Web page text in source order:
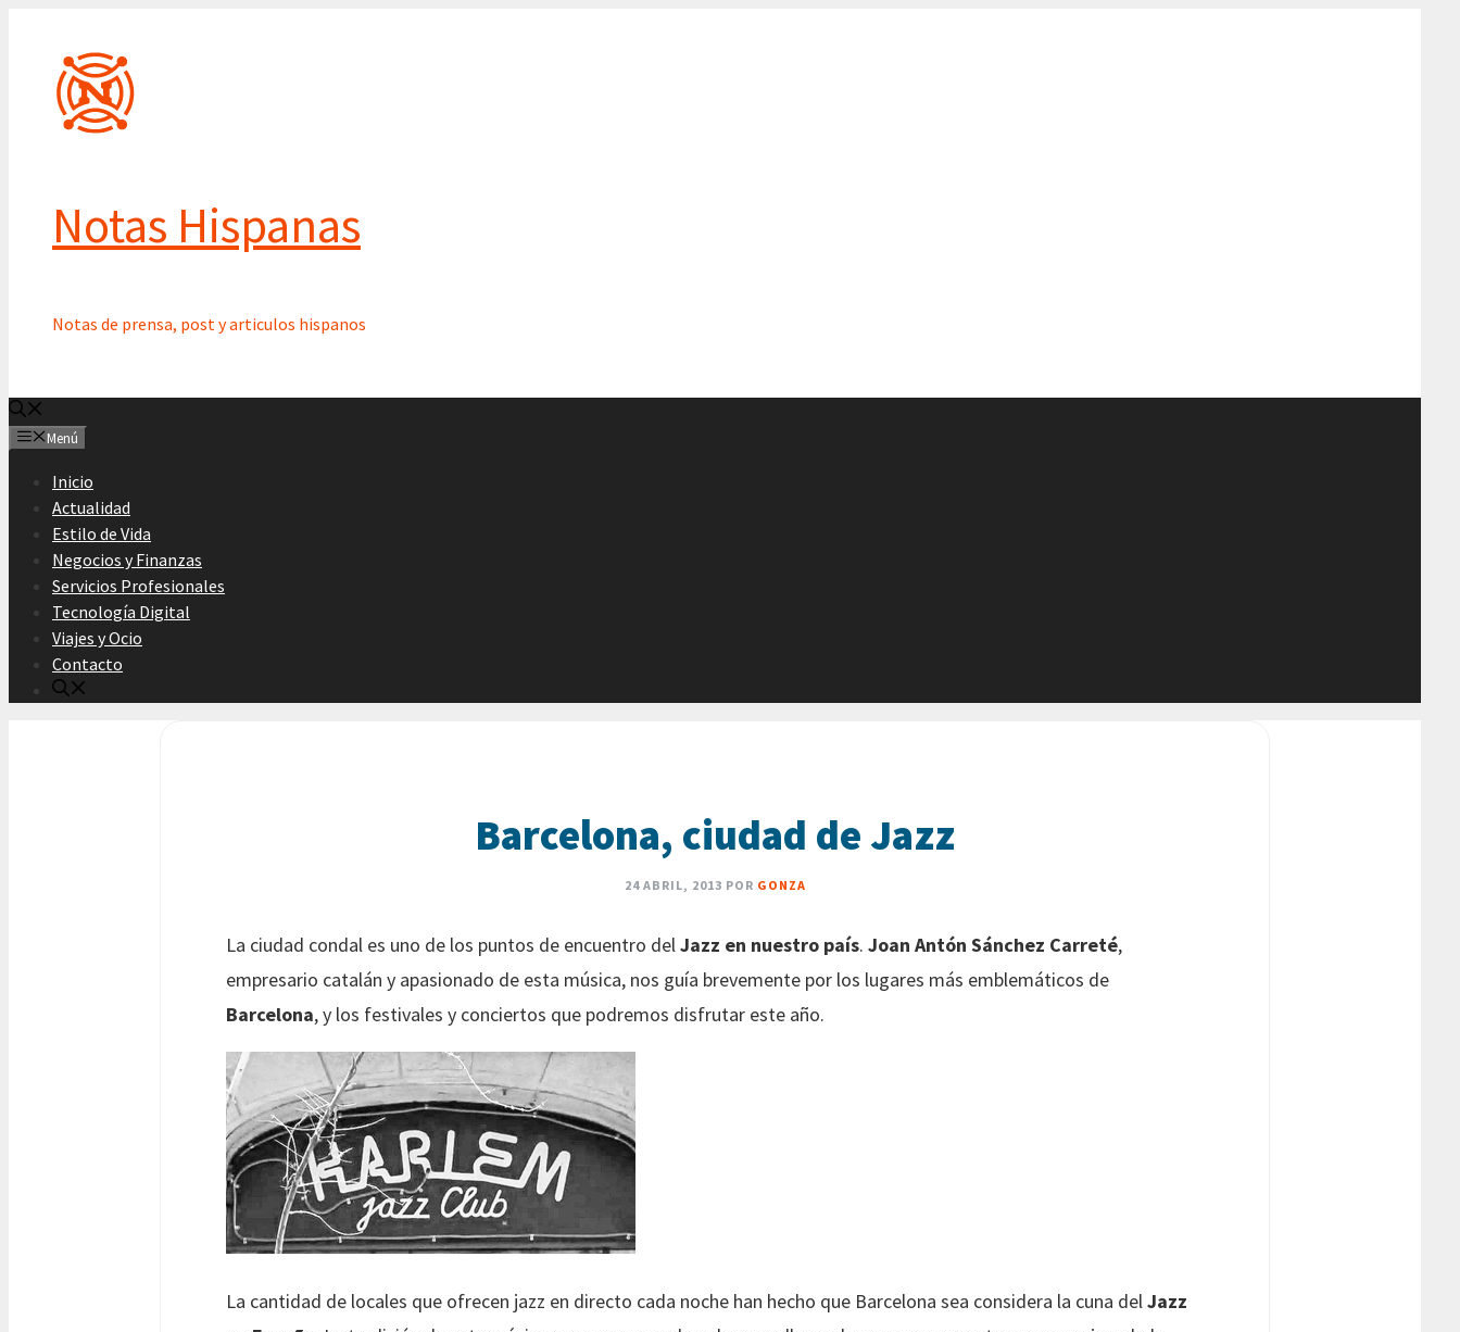
contenido
Notas Hispanas
Notas de prensa, post y articulos hispanos
Menú
Inicio
Actualidad
Estilo de Vida
Negocios y Finanzas
Servicios Profesionales
Tecnología Digital
Viajes y Ocio
Contacto
Barcelona, ciudad de Jazz
24 ABRIL, 2013 POR GONZA
La ciudad condal es uno de los puntos de encuentro delJazz en nuestro país. Joan Antón Sánchez Carreté,
empresario catalán y apasionado de esta música, nos guía brevemente por los lugares más emblemáticos de
Barcelona, y los festivales y conciertos que podremos disfrutar este año.
La cantidad de locales que ofrecen jazz en directo cada noche han hecho que Barcelona sea considera la cuna delJazz